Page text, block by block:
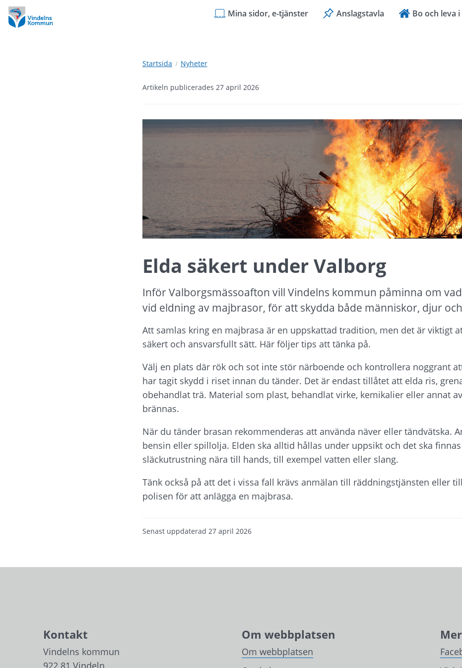
Hoppa
till
innehåll
Hoppa
till
undermeny
Mina sidor, e-tjänster Anslagstavla Bo och leva
Startsida Nyheter
Artikeln publicerades 27 april 2026
Elda säkert under Valborg
Inför Valborgsmässoafton vill Vindelns kommun påminna om
vid eldning av majbrasor, för att skydda både människor, djur
Att samlas kring en majbrasa är en uppskattad tradition, men det är viktigt
säkert och ansvarsfullt sätt. Här följer tips att tänka på.
Välj en plats där rök och sot inte stör närboende och kontrollera noggrant
har tagit skydd i riset innan du tänder. Det är endast tillåtet att elda ris,
obehandlat trä. Material som plast, behandlat virke, kemikalier eller annat
brännas.
När du tänder brasan rekommenderas att använda näver eller tändvätska.
bensin eller spillolja. Elden ska alltid hållas under uppsikt och det ska finnas
släckutrustning nära till hands, till exempel vatten eller slang.
Tänk också på att det i vissa fall krävs anmälan till räddningstjänsten eller
polisen för att anlägga en majbrasa.
Senast uppdaterad 27 april 2026
Kontakt
Vindelns kommun
922 81 Vindeln
Om webbplatsen
Om webbplatsen